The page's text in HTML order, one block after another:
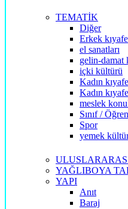
TEMATİK
Diğer
Erkek
el sanatları
gelin-damat
içki kültürü
Kadın
Kadın
meslek
Sınıf /
Spor
yemek
YAĞLIBOYA
YAPI
Anıt
Baraj